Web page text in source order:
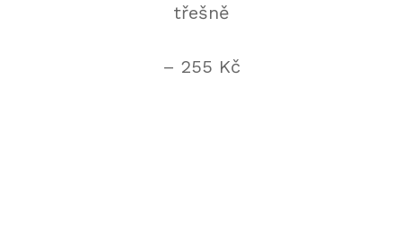
třešně
– 255 Kč